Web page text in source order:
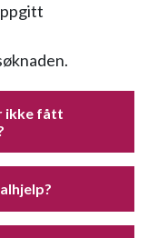
ikke fått